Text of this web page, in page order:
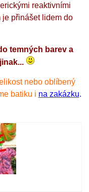
reaktivními
přinášet lidem do
temných barev a
nebo oblíbený
batiku i na zakázku.